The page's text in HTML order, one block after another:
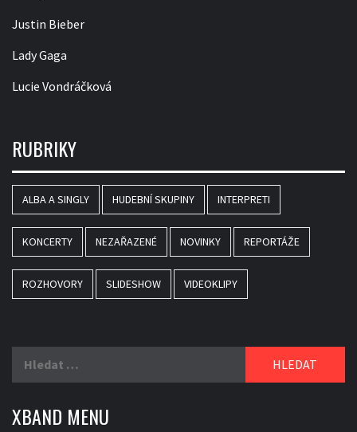
Justin Bieber
Lady Gaga
Lucie Vondráčková
RUBRIKY
ALBA A SINGLY HUDEBNÍ SKUPINY INTERPRETI
KONCERTY NEZAŘAZENÉ NOVINKY REPORTÁŽE
ROZHOVORY SLIDESHOW VIDEOKLIPY
XBAND MENU